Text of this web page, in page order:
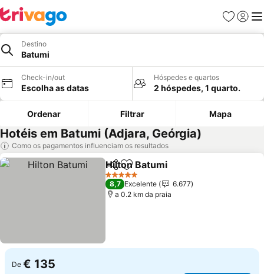
Favoritos
Iniciar
Destino
Batumi
Check-in/out
Escolha as datas
Hóspedes e quartos
2 hóspedes, 1 quarto.
Ordenar Filtrar Mapa
Hotéis em Batumi (Adjara, Geórgia)
Como os pagamentos influenciam os resultados
PartilharAdicionar aos favoritos
Hilton Batumi
5 Estrelas
8,7 Excelente
6.677
a 0.2 km da praia
De € 135